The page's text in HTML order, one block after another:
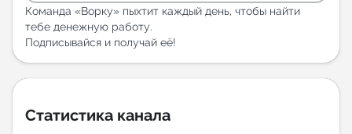
Горящие предложения
Индекс читаемости каналов в Telegram
Команда «Ворку» пыхтит каждый день, чтобы найти
тебе денежную работу.
Подписывайся и получай её!
Статистика канала